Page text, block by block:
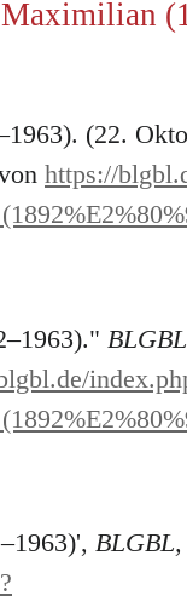
(22.
https://
BLGBL
BLGBL,